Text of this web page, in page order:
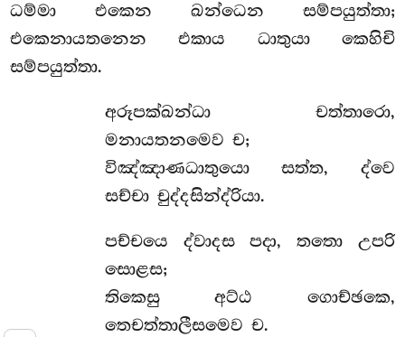
ධම්මා එකෙන ඛන්ධෙන සම්පයුත්තා;
එකෙනායතනෙන එකාය ධාතුයා කෙහිචි
සම්පයුත්තා.
අරූපක්ඛන්ධා චත්තාරො,
මනායතනමෙව ච;
විඤ්ඤාණධාතුයො සත්ත, ද්වෙ
සච්චා චුද්දසින්ද්රියා.
පච්චයෙ ද්වාදස පදා, තතො උපරි
සොළස;
තිකෙසු අට්ඨ ගොච්ඡකෙ,
තෙචත්තාලීසමෙව ච.